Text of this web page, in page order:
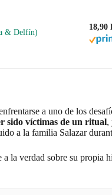
& Delfín)
18,90
a uno de los
sido víctimas de un ritual,
a la familia Salazar
la verdad sobre su propia